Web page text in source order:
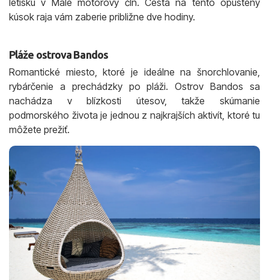
letisku v Male motorový čln. Cesta na tento opustený
kúsok raja vám zaberie približne dve hodiny.
Pláže ostrova Bandos
Romantické miesto, ktoré je ideálne na šnorchlovanie,
rybárčenie a prechádzky po pláži. Ostrov Bandos sa
nachádza v blízkosti útesov, takže skúmanie
podmorského života je jednou z najkrajších aktivít, ktoré tu
môžete prežiť.